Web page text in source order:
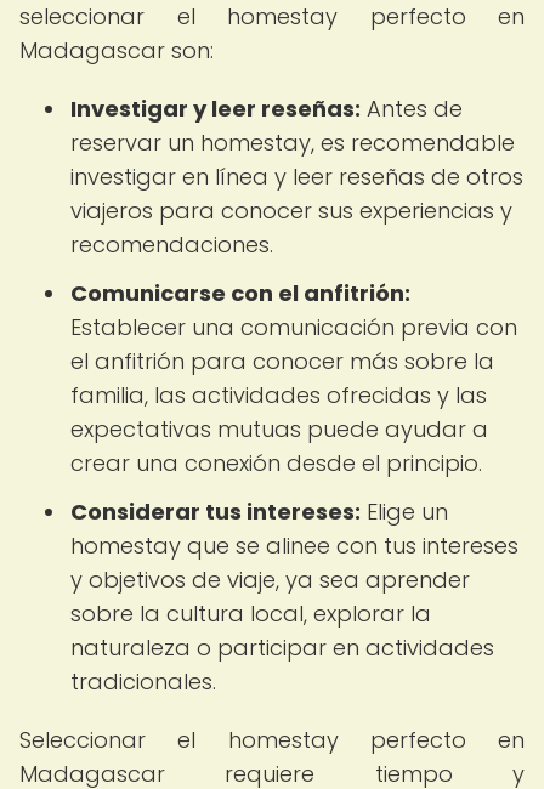
seleccionar el homestay perfecto en
Madagascar son:
Investigar y leer reseñas: Antes de
reservar un homestay, es recomendable
investigar en línea y leer reseñas de otros
viajeros para conocer sus experiencias y
recomendaciones.
Comunicarse con el anfitrión:
Establecer una comunicación previa con
el anfitrión para conocer más sobre la
familia, las actividades ofrecidas y las
expectativas mutuas puede ayudar a
crear una conexión desde el principio.
Considerar tus intereses: Elige un
homestay que se alinee con tus intereses
y objetivos de viaje, ya sea aprender
sobre la cultura local, explorar la
naturaleza o participar en actividades
tradicionales.
Seleccionar el homestay perfecto en
Madagascar requiere tiempo y